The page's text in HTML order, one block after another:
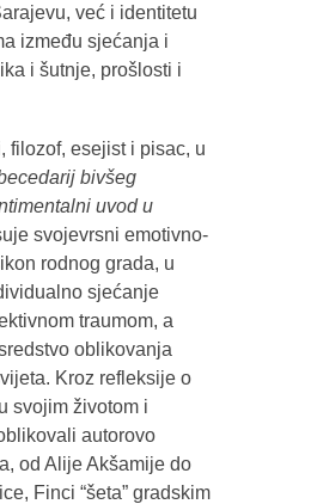
već i identitetu
između sjećanja i
i šutnje, prošlosti i
filozof, esejist i pisac, u
bivšeg
uvod u
svojevrsni emotivno-
rodnog grada, u
sjećanje
traumom, a
oblikovanja
Kroz refleksije o
svojim životom i
autorovo
od Alije Akšamije do
Finci “šeta” gradskim